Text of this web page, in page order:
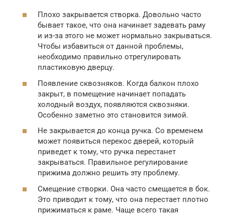
Плохо закрывается створка. Довольно часто
бывает такое, что она начинает задевать раму
и из-за этого не может нормально закрываться.
Чтобы избавиться от данной проблемы,
необходимо правильно отрегулировать
пластиковую дверцу.
Появление сквозняков. Когда балкон плохо
закрыт, в помещение начинает попадать
холодный воздух, появляются сквозняки.
Особенно заметно это становится зимой.
Не закрывается до конца ручка. Со временем
может появиться перекос дверей, который
приведет к тому, что ручка перестанет
закрываться. Правильное регулирование
прижима должно решить эту проблему.
Смещение створки. Она часто смещается в бок.
Это приводит к тому, что она перестает плотно
прижиматься к раме. Чаще всего такая